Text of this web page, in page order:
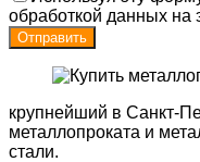
обработкой данных на
крупнейший в Санкт-
металлопроката и
стали.